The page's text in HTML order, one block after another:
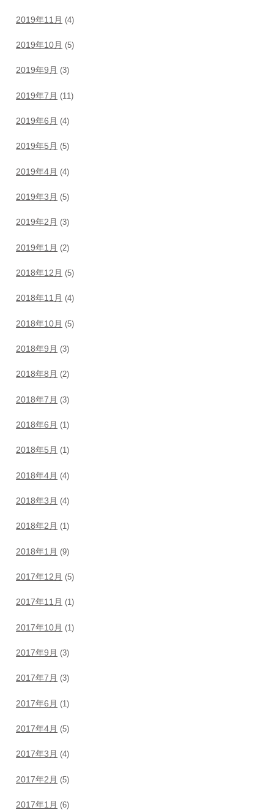
2019年11月 (4)
2019年10月 (5)
2019年9月 (3)
2019年7月 (11)
2019年6月 (4)
2019年5月 (5)
2019年4月 (4)
2019年3月 (5)
2019年2月 (3)
2019年1月 (2)
2018年12月 (5)
2018年11月 (4)
2018年10月 (5)
2018年9月 (3)
2018年8月 (2)
2018年7月 (3)
2018年6月 (1)
2018年5月 (1)
2018年4月 (4)
2018年3月 (4)
2018年2月 (1)
2018年1月 (9)
2017年12月 (5)
2017年11月 (1)
2017年10月 (1)
2017年9月 (3)
2017年7月 (3)
2017年6月 (1)
2017年4月 (5)
2017年3月 (4)
2017年2月 (5)
2017年1月 (6)